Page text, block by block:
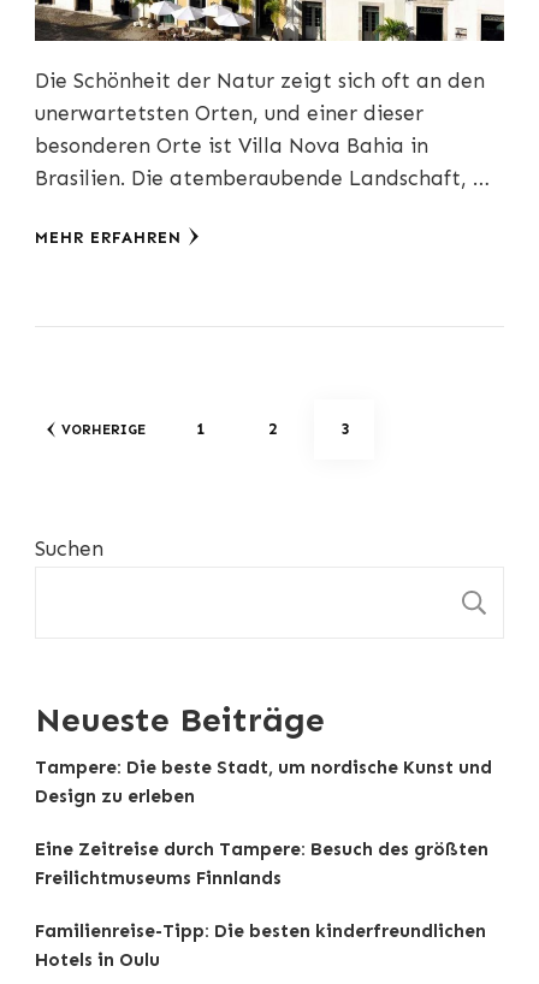
Die Schönheit der Natur zeigt sich oft an den
unerwartetsten Orten, und einer dieser
besonderen Orte ist Villa Nova Bahia in
Brasilien. Die atemberaubende Landschaft, …
MEHR ERFAHREN
Seitennummerierung
VORHERIGE SEITE
1 SEITE
2 SEITE
3
Suchen
Neueste Beiträge
Tampere: Die beste Stadt, um nordische Kunst und
Design zu erleben
Eine Zeitreise durch Tampere: Besuch des größten
Freilichtmuseums Finnlands
Familienreise-Tipp: Die besten kinderfreundlichen
Hotels in Oulu